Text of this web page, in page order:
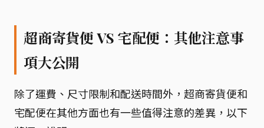
超商寄貨便 VS 宅配便：其他注意事
項大公開
除了運費、尺寸限制和配送時間外，超商寄貨便和
宅配便在其他方面也有一些值得注意的差異，以下